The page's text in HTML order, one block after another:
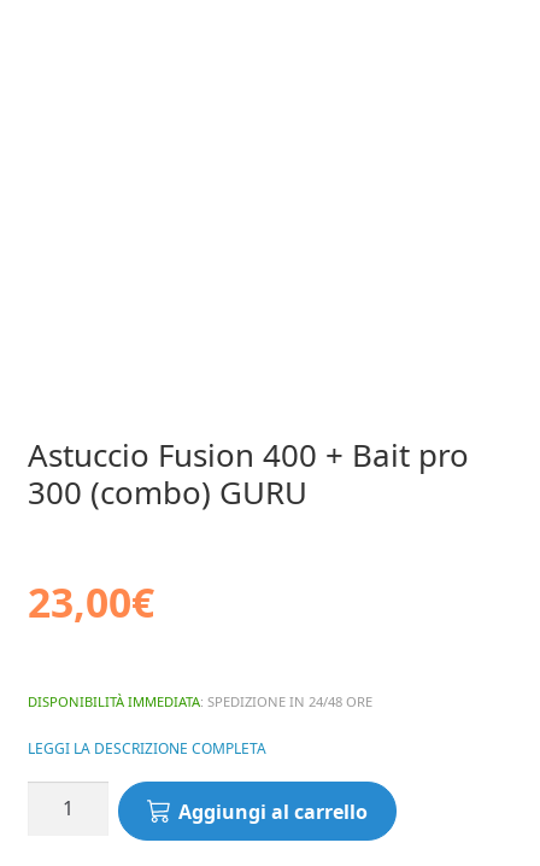
Astuccio Fusion 400 + Bait pro
300 (combo) GURU
23,00€
DISPONIBILITÀ IMMEDIATA: SPEDIZIONE IN 24/48 ORE
LEGGI LA DESCRIZIONE COMPLETA
Astuccio
Aggiungi al carrello